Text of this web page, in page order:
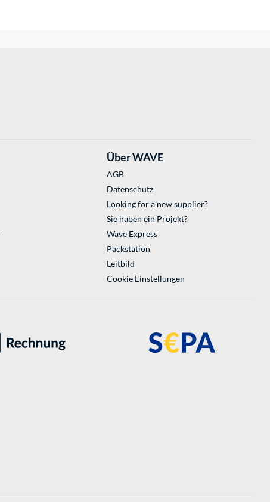
Über WAVE
AGB
Datenschutz
Looking for a new supplier?
Sie haben ein Projekt?
Wave Express
Packstation
Leitbild
Cookie Einstellungen